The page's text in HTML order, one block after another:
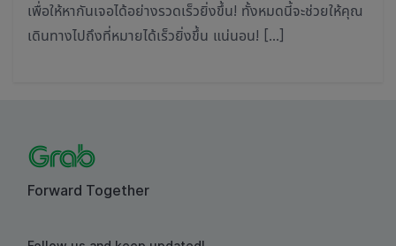
เพื่อให้หากันเจอได้อย่างรวดเร็วยิ่งขึ้น! ทั้งหมดนี้จะช่วยให้คุณ
เดินทางไปถึงที่หมายได้เร็วยิ่งขึ้น แน่นอน! […]
Forward Together